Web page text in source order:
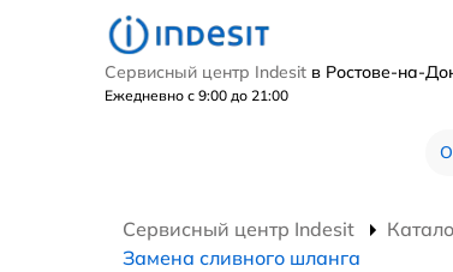
Сервисный центр Indesit в Ростове-на-
Ежедневно с 9:00 до 21:00
Сервисный центр Indesit
Замена сливного шланга